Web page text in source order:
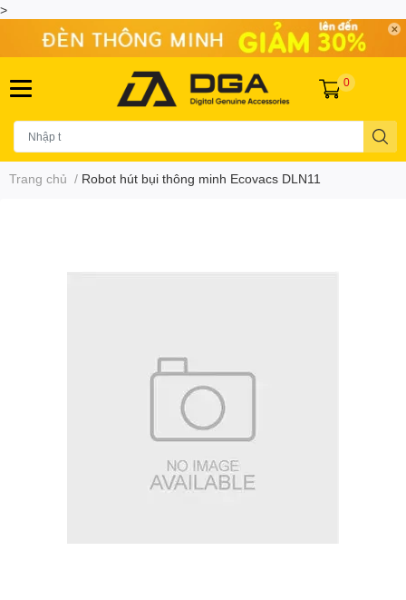
>
0
Trang chủ / Robot hút bụi thông minh Ecovacs DLN11